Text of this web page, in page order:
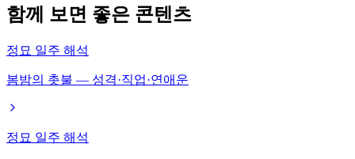
함께 보면 좋은 콘텐츠
정묘 일주 해석
봄밤의 촛불 — 성격·직업·연애운
정묘 일주 해석